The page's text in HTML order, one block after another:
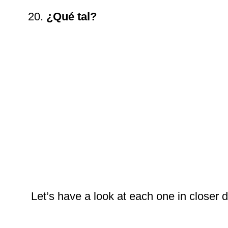
¿Qué tal?
Let’s have a look at each one in closer